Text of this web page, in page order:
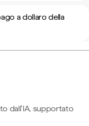
a dollaro della
dall'IA, supportato